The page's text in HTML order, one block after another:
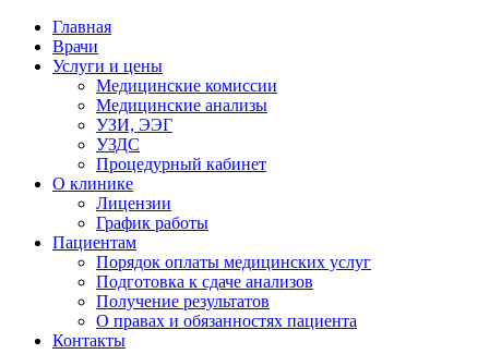
Главная
Врачи
Услуги и цены
Медицинские комиссии
Медицинские анализы
УЗИ, ЭЭГ
УЗДС
Процедурный кабинет
О клинике
Лицензии
График работы
Пациентам
Порядок оплаты медицинских услуг
Подготовка к сдаче анализов
Получение результатов
О правах и обязанностях пациента
Контакты